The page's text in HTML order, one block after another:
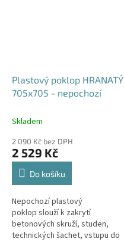
Plastový poklop HRANATÝ
705x705 - nepochozí
Skladem
2 090 Kč bez DPH
2 529 Kč
Do košíku
Nepochozí plastový
poklop slouží k zakrytí
betonových skruží, studen,
technických šachet, vstupu do